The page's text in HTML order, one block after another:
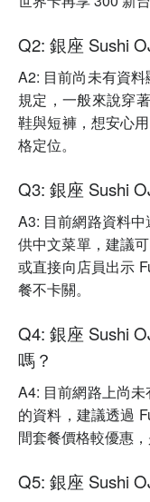
Q2: 銀座 Sushi
A2: 目前尚未有資
規定，一般來說穿
鞋與短褲，想安心
格定位。
Q3: 銀座 Sushi
A3: 目前網路資料
供中文菜單，建議
或直接向店員出示
餐不卡關。
Q4: 銀座 Sushi
嗎？
A4: 目前網路上尚
的資料，建議透過
間套餐價格較優惠
Q5: 銀座 Sushi